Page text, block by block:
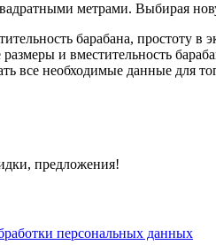
метрами. Выбирая
барабана, простоту
и вместительность
все необходимые данные для
предложения!
персональных данных